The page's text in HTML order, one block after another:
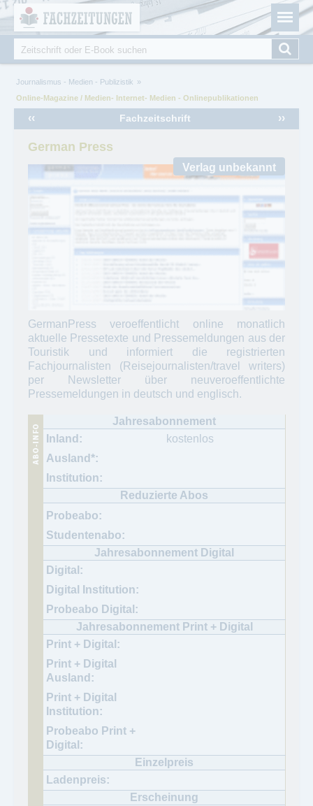
Fachzeitungen.de - Das unabhängige Portal für
Fachmagazine Fachpublikationen & eBooks
Suche
Sie sind hier
Journalismus - Medien - Publizistik
Online-Magazine / Medien- Internet- Medien - Onlinepublikationen
Fachzeitschrift
‹‹ ››
German Press
GermanPress veroeffentlicht online monatlich
aktuelle Pressetexte und Pressemeldungen aus der
Touristik und informiert die registrierten
Fachjournalisten (Reisejournalisten/travel writers)
per Newsletter über neuveroeffentlichte
Pressemeldungen in deutsch und englisch.
kostenlos
Cookie-Einstellungen